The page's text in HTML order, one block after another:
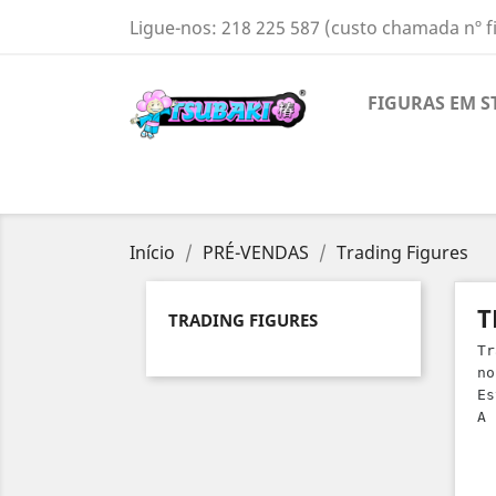
Ligue-nos: 218 225 587 (custo chamada nº
FIGURAS EM
Início PRÉ-VENDAS Trading Figures
TRADING FIGURES
A